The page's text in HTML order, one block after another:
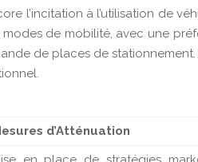
l’incitation à l’utilisation de
de mobilité, avec une
de places de stationnement.
d’Atténuation